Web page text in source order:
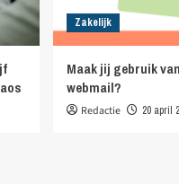
Zakelijk
Maak jij gebruik
webmail?
Redactie 20 april